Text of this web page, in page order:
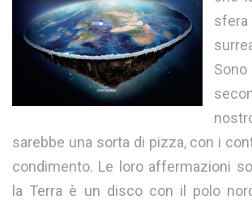
sarebbe una sorta di pizza, con i
condimento. Le loro affermazioni
la Terra è un disco con il polo